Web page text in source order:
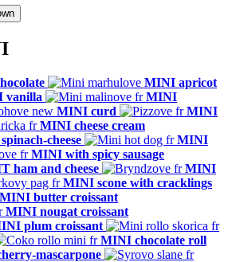
MINI apricot
vanilla
MINI
MINI curd
MINI
MINI cheese cream
cheese
MINI
MINI with spicy sausage
ham and cheese
MINI
MINI scone with cracklings
MINI butter croissant
MINI nougat croissant
plum croissant
MINI chocolate roll
mascarpone